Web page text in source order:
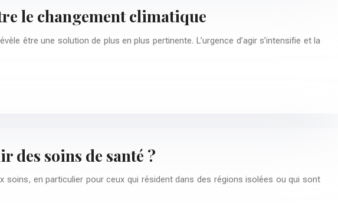
le changement climatique
être une solution de plus en plus pertinente. L’urgence d’agir s’intensifie et la
des soins de santé ?
soins, en particulier pour ceux qui résident dans des régions isolées ou qui sont